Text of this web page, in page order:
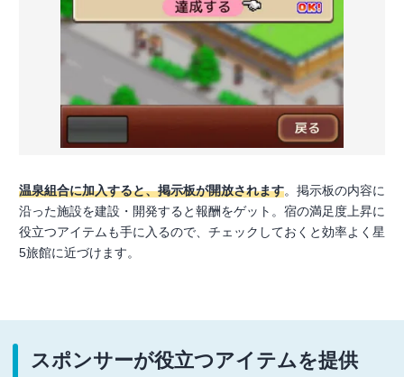
温泉組合に加入すると、掲示板が開放されます。掲示板の内容に
沿った施設を建設・開発すると報酬をゲット。宿の満足度上昇に
役立つアイテムも手に入るので、チェックしておくと効率よく星
5旅館に近づけます。
スポンサーが役立つアイテムを提供